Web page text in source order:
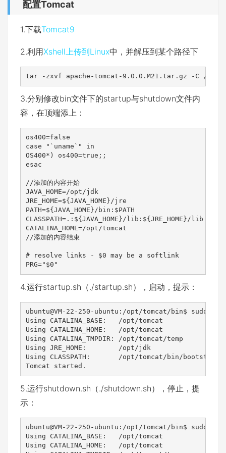
配置Tomcat
1.下载Tomcat9
2.利用Xshell上传到Linux中，并解压到某个路径下
tar -zxvf apache-tomcat-9.0.0.M21.tar.gz -C /opt
3.分别修改bin文件下的startup与shutdown文件内
容，在顶端添上：
os400=false
case "`uname`" in
OS400*) os400=true;;
esac
//添加的内容开始
JAVA_HOME=/opt/jdk
JRE_HOME=${JAVA_HOME}/jre
PATH=${JAVA_HOME}/bin:$PATH
CLASSPATH=.:${JAVA_HOME}/lib:${JRE_HOME}/lib
CATALINA_HOME=/opt/tomcat
//添加的内容结束
# resolve links - $0 may be a softlink
PRG="$0"
4.运行startup.sh（./startup.sh），启动，提示：
ubuntu@VM-22-250-ubuntu:/opt/tomcat/bin$ sudo ./
Using CATALINA_BASE:   /opt/tomcat
Using CATALINA_HOME:   /opt/tomcat
Using CATALINA_TMPDIR: /opt/tomcat/temp
Using JRE_HOME:        /opt/jdk
Using CLASSPATH:       /opt/tomcat/bin/
Tomcat started.
5.运行shutdown.sh（./shutdown.sh），停止，提
示：
ubuntu@VM-22-250-ubuntu:/opt/tomcat/bin$ sudo ./
Using CATALINA_BASE:   /opt/tomcat
Using CATALINA_HOME:   /opt/tomcat